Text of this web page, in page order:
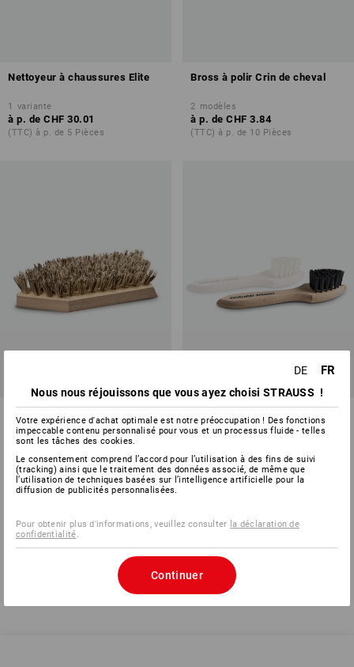
Nettoyeur à chaussures Elite
1 variante
à p. de CHF 30.01
(TTC) à p. de 5 Pièces
Bross à polir Crin de cheval
2 modèles
à p. de CHF 3.84
(TTC) à p. de 10 Pièces
variante
à p. de CHF 2.94
(TTC) à p. de 30 Pièces
à p. de CHF 2.25
(TTC) à p. de 10 Pièces
Vous avez déjà consulté 6 articles sur un total de 6 articles.
DE FR
Nous nous réjouissons que vous ayez choisi STRAUSS !
Votre expérience d'achat optimale est notre préoccupation ! Des fonctions
impeccable contenu personnalisé pour vous et un processus fluide - telles
sont les tâches des cookies.
Le consentement comprend l’accord pour l’utilisation à des fins de suivi
(tracking) ainsi que le traitement des données associé, de même que
l’utilisation de techniques basées sur l’intelligence artificielle pour la
diffusion de publicités personnalisées.
Pour obtenir plus d'informations, veuillez consulter la déclaration de
confidentialité
Continuer